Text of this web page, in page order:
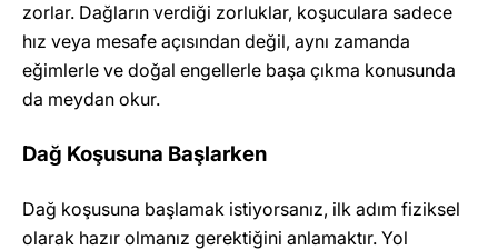
zorlar. Dağların verdiği zorluklar, koşuculara sadece
hız veya mesafe açısından değil, aynı zamanda
eğimlerle ve doğal engellerle başa çıkma konusunda
da meydan okur.
Dağ Koşusuna Başlarken
Dağ koşusuna başlamak istiyorsanız, ilk adım fiziksel
olarak hazır olmanız gerektiğini anlamaktır. Yol